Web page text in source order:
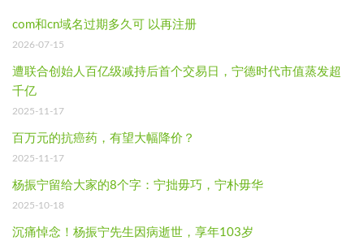
com和cn域名过期多久可 以再注册
2026-07-15
遭联合创始人百亿级减持后首个交易日，宁德时代市值蒸发超
千亿
2025-11-17
百万元的抗癌药，有望大幅降价？
2025-11-17
杨振宁留给大家的8个字：宁拙毋巧，宁朴毋华
2025-10-18
沉痛悼念！杨振宁先生因病逝世，享年103岁